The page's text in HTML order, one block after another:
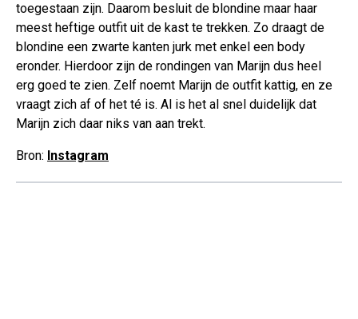
toegestaan zijn. Daarom besluit de blondine maar haar
meest heftige outfit uit de kast te trekken. Zo draagt de
blondine een zwarte kanten jurk met enkel een body
eronder. Hierdoor zijn de rondingen van Marijn dus heel
erg goed te zien. Zelf noemt Marijn de outfit kattig, en ze
vraagt zich af of het té is. Al is het al snel duidelijk dat
Marijn zich daar niks van aan trekt.
Bron: Instagram